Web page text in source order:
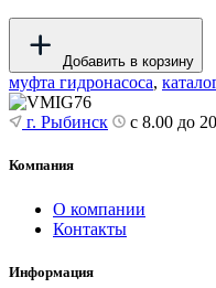
Добавить в корзину
муфта гидронасоса,
г. Рыбинск с 8.00 до
Компания
О компании
Контакты
Информация